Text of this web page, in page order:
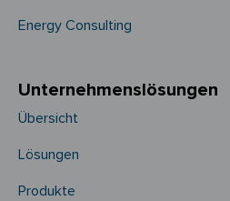
Energy Consulting
Unternehmens­­lösungen
Übersicht
Lösungen
Produkte